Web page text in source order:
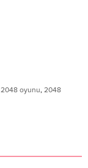
2048 oyunu, 2048